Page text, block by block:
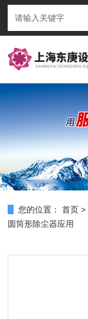
您的位置： 首页 >
圆筒形除尘器应用